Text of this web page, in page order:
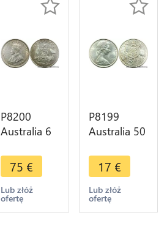
P8200
Australia 6
George V
1912 Silver
->M offer
75 €
Lub złóż
ofertę
P8199
Australia 50
Elizabeth II
1966 Silver
UNC ->M
offer
17 €
Lub złóż
ofertę